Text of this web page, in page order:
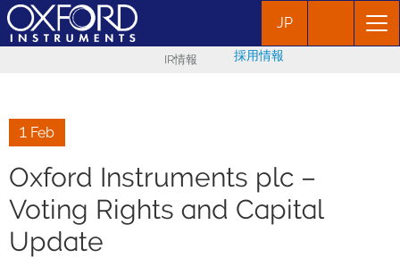
JP
IR情報 採用情報
1 Feb
Oxford Instruments plc –
Voting Rights and Capital
Update